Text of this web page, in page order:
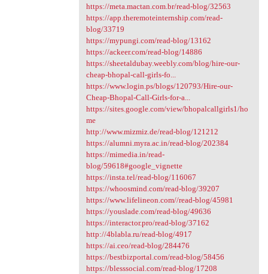
https://meta.mactan.com.br/read-blog/32563
https://app.theremoteinternship.com/read-
blog/33719
https://mypungi.com/read-blog/13162
https://ackeer.com/read-blog/14886
https://sheetaldubay.weebly.com/blog/hire-our-
cheap-bhopal-call-girls-fo...
https://www.login.ps/blogs/120793/Hire-our-
Cheap-Bhopal-Call-Girls-for-a...
https://sites.google.com/view/bhopalcallgirls1/ho
me
http://www.mizmiz.de/read-blog/121212
https://alumni.myra.ac.in/read-blog/202384
https://mimedia.in/read-
blog/59618#google_vignette
https://insta.tel/read-blog/116067
https://whoosmind.com/read-blog/39207
https://www.lifelineon.com//read-blog/45981
https://youslade.com/read-blog/49636
https://interactor.pro/read-blog/37162
http://4blabla.ru/read-blog/4917
https://ai.ceo/read-blog/284476
https://bestbizportal.com/read-blog/58456
https://blesssocial.com/read-blog/17208